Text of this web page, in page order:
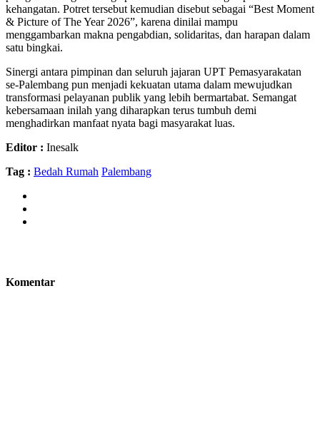
kehangatan. Potret tersebut kemudian disebut sebagai “Best Moment
& Picture of The Year 2026”, karena dinilai mampu
menggambarkan makna pengabdian, solidaritas, dan harapan dalam
satu bingkai.
Sinergi antara pimpinan dan seluruh jajaran UPT Pemasyarakatan
se-Palembang pun menjadi kekuatan utama dalam mewujudkan
transformasi pelayanan publik yang lebih bermartabat. Semangat
kebersamaan inilah yang diharapkan terus tumbuh demi
menghadirkan manfaat nyata bagi masyarakat luas.
Editor : Inesalk
Tag : Bedah Rumah Palembang
Komentar